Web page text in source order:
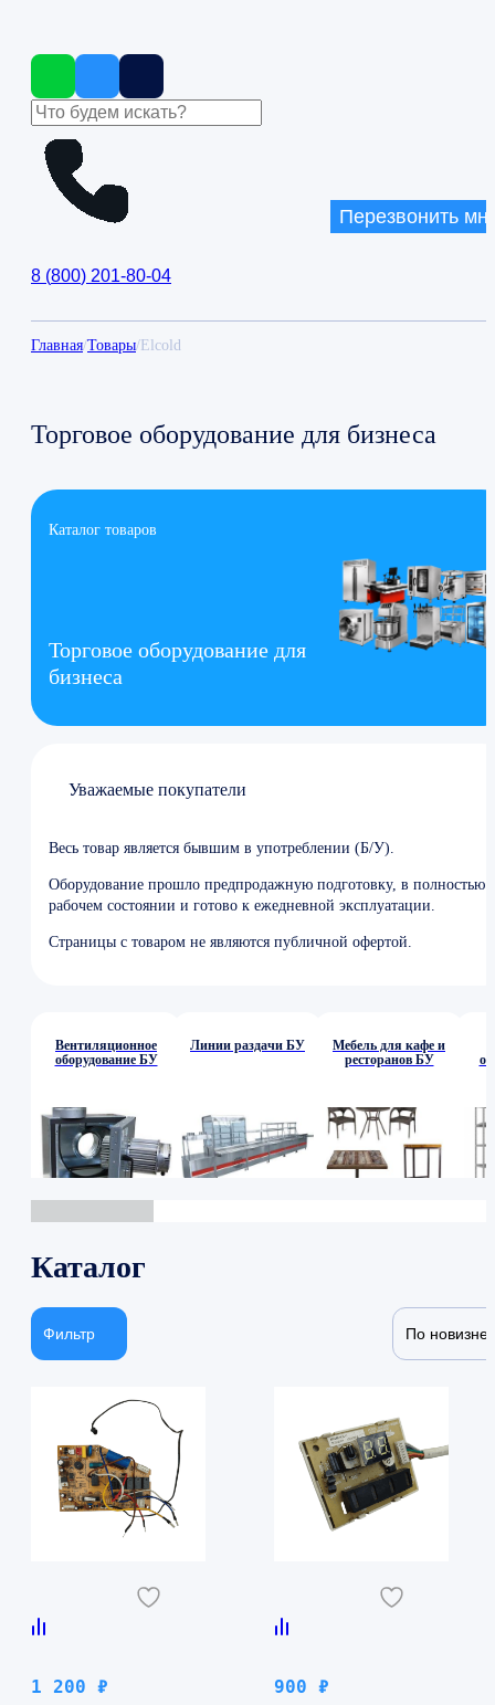
8 (800) 201-80-04
Перезвонить
Главная/Товары/ Elcold
Торговое оборудование для бизнеса
Каталог товаров
Торговое оборудование для
бизнеса
Уважаемые покупатели
Весь товар является бывшим в употреблении (Б/У).
Оборудование прошло предпродажную подготовку, в полностью
рабочем состоянии и готово к ежедневной эксплуатации.
Страницы с товаром не являются публичной офертой.
Вентиляционное
оборудование БУ
Линии раздачи БУ
Мебель для кафе и
ресторанов БУ
Каталог
Фильтр По новизне
1 200 ₽ 900 ₽